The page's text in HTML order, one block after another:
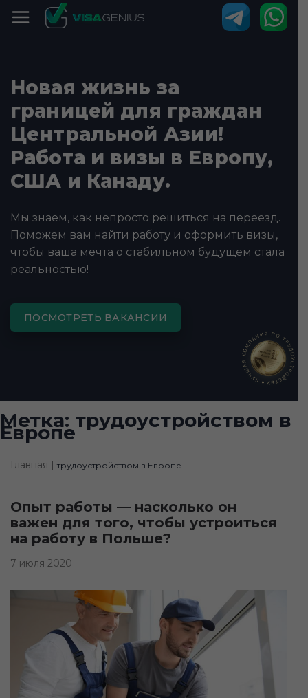
Новая жизнь за
границей для граждан
Центральной Азии!
Работа и визы в Европу,
США и Канаду.
Мы знаем, как непросто решиться на переезд.
Поможем вам найти работу и оформить визы,
чтобы ваша мечта о стабильном будущем стала
реальностью!
ПОСМОТРЕТЬ ВАКАНСИИ
Метка: трудоустройством в
Европе
Главная | трудоустройством в Европе
Опыт работы — насколько он
важен для того, чтобы устроиться
на работу в Польше?
7 июля 2020